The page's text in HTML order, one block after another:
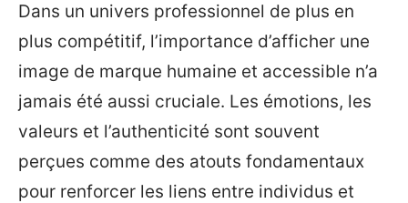
Dans un univers professionnel de plus en
plus compétitif, l’importance d’afficher une
image de marque humaine et accessible n’a
jamais été aussi cruciale. Les émotions, les
valeurs et l’authenticité sont souvent
perçues comme des atouts fondamentaux
pour renforcer les liens entre individus et